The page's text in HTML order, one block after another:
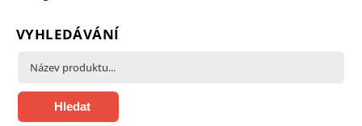
VYHLEDÁVÁNÍ
Hledat